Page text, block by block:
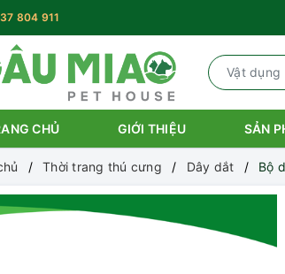
804 911
CHỦ GIỚI THIỆU SẢN
Thời trang thú cưng Dây dắt Bộ